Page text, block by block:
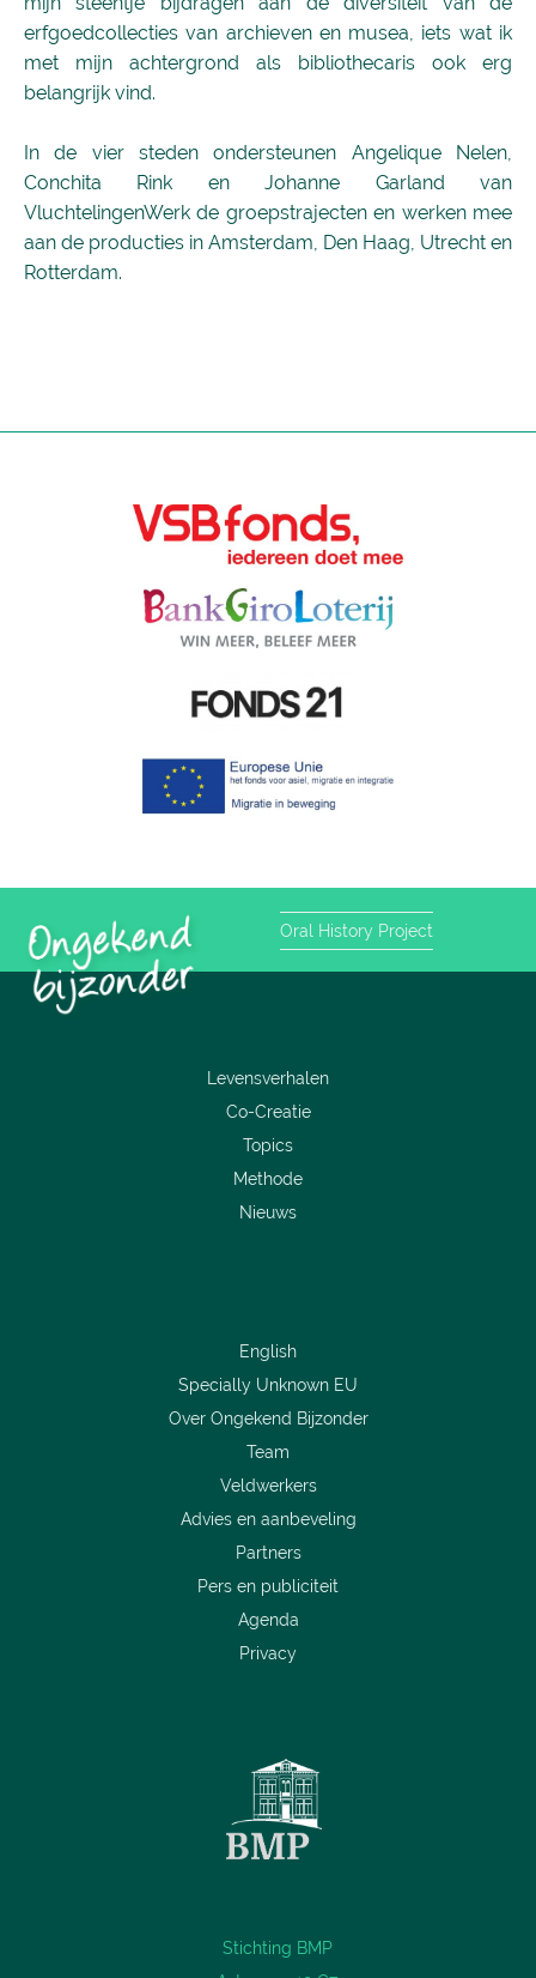
erfgoedcollecties van archieven en musea, iets wat ik
met mijn achtergrond als bibliothecaris ook erg
belangrijk vind.
In de vier steden ondersteunen Angelique Nelen,
Conchita Rink en Johanne Garland van
VluchtelingenWerk de groepstrajecten en werken mee
aan de producties in Amsterdam, Den Haag, Utrecht en
Rotterdam.
Oral History Project
Levensverhalen
Co-Creatie
Topics
Methode
Nieuws
English
Specially Unknown EU
Over Ongekend Bijzonder
Team
Veldwerkers
Advies en aanbeveling
Partners
Pers en publiciteit
Agenda
Privacy
Stichting BMP